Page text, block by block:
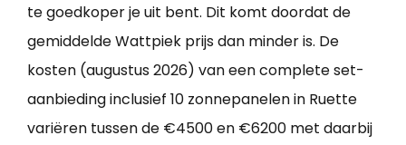
te goedkoper je uit bent. Dit komt doordat de
gemiddelde Wattpiek prijs dan minder is. De
kosten (augustus 2026) van een complete set-
aanbieding inclusief 10 zonnepanelen in Ruette
variëren tussen de €4500 en €6200 met daarbij